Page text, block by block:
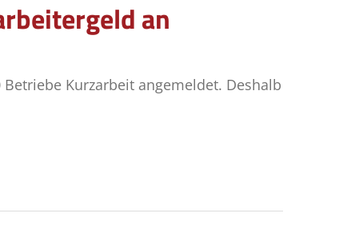
an
Kurzarbeit angemeldet. Deshalb